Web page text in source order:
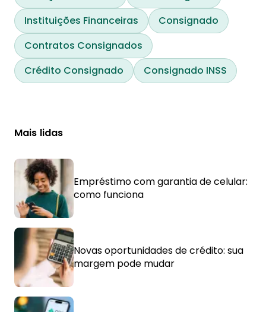
Instituições Financeiras
Consignado
Contratos Consignados
Crédito Consignado
Consignado INSS
Mais lidas
Empréstimo com garantia de celular:
como funciona
Novas oportunidades de crédito: sua
margem pode mudar